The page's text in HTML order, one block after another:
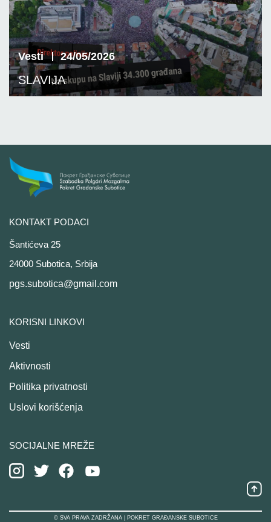
Vesti 24/05/2026
SLAVIJA
KONTAKT PODACI
Šantićeva 25
24000 Subotica, Srbija
pgs.subotica@gmail.com
KORISNI LINKOVI
Vesti
Aktivnosti
Politika privatnosti
Uslovi korišćenja
SOCIJALNE MREŽE
© SVA PRAVA ZADRŽANA | POKRET GRAĐANSKE SUBOTICE